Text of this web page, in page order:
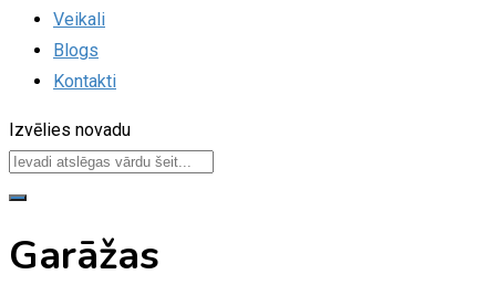
Veikali
Blogs
Kontakti
Izvēlies novadu
Garāžas